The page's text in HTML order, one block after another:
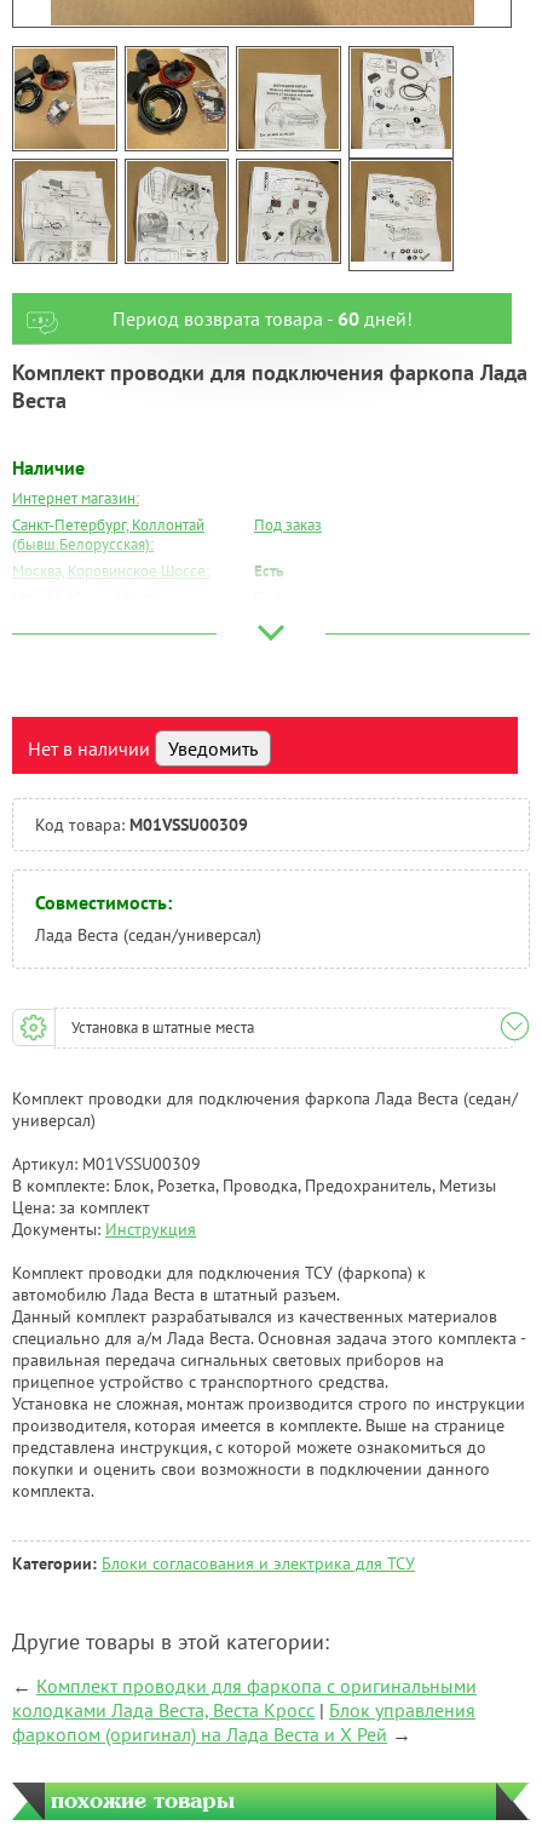
Период возврата товара - 60дней!
Комплект проводки для подключения фаркопа Лада
Веста
Наличие
Интернет магазин:
Санкт-Петербург, Коллонтай
(бывш.Белорусская):
Под заказ
Москва, Коровинское Шоссе:
Есть
Под заказ
Под заказ
Тюмень:
Есть
Нет в наличии Уведомить
Код товара: M01VSSU00309
Совместимость:
Лада Веста (седан/универсал)
Установка в штатные места
Комплект проводки для подключения фаркопа Лада Веста (седан/
универсал)
Артикул: M01VSSU00309
В комплекте: Блок, Розетка, Проводка, Предохранитель, Метизы
Цена: за комплект
Документы: Инструкция
Комплект проводки для подключения ТСУ (фаркопа) к
автомобилю Лада Веста в штатный разъем.
Данный комплект разрабатывался из качественных материалов
специально для а/м Лада Веста. Основная задача этого комплекта -
правильная передача сигнальных световых приборов на
прицепное устройство с транспортного средства.
Установка не сложная, монтаж производится строго по инструкции
производителя, которая имеется в комплекте. Выше на странице
представлена инструкция, с которой можете ознакомиться до
покупки и оценить свои возможности в подключении данного
комплекта.
Категории: Блоки согласования и электрика для ТСУ
Другие товары в этой категории:
← Комплект проводки для фаркопа с оригинальными
колодками Лада Веста, Веста Кросс | Блок управления
фаркопом (оригинал) на Лада Веста и Х Рей →
похожие товары